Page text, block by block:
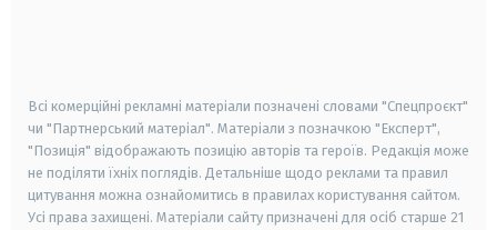
Всі комерційні рекламні матеріали позначені словами "Спецпроєкт"
чи "Партнерський матеріал". Матеріали з позначкою "Експерт",
"Позиція" відображають позицію авторів та героїв. Редакція може
не поділяти їхніх поглядів. Детальніше щодо реклами та правил
цитування можна ознайомитись в правилах користування сайтом.
Усі права захищені. Матеріали сайту призначені для осіб старше 21